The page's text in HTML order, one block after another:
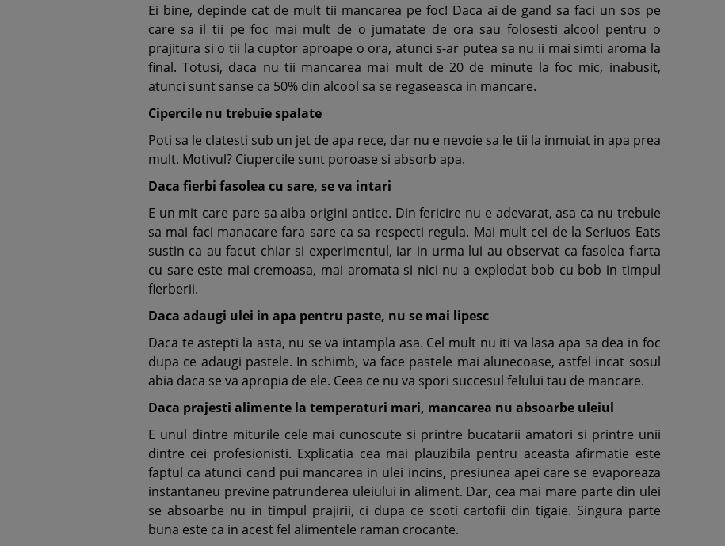
Ei bine, depinde cat de mult tii mancarea pe foc! Daca ai de gand sa faci un sos pe
care sa il tii pe foc mai mult de o jumatate de ora sau folosesti alcool pentru o
prajitura si o tii la cuptor aproape o ora, atunci s-ar putea sa nu ii mai simti aroma la
final. Totusi, daca nu tii mancarea mai mult de 20 de minute la foc mic, inabusit,
atunci sunt sanse ca 50% din alcool sa se regaseasca in mancare.
Cipercile nu trebuie spalate
Poti sa le clatesti sub un jet de apa rece, dar nu e nevoie sa le tii la inmuiat in apa prea
mult. Motivul? Ciupercile sunt poroase si absorb apa.
Daca fierbi fasolea cu sare, se va intari
E un mit care pare sa aiba origini antice. Din fericire nu e adevarat, asa ca nu trebuie
sa mai faci manacare fara sare ca sa respecti regula. Mai mult cei de la Seriuos Eats
sustin ca au facut chiar si experimentul, iar in urma lui au observat ca fasolea fiarta
cu sare este mai cremoasa, mai aromata si nici nu a explodat bob cu bob in timpul
fierberii.
Daca adaugi ulei in apa pentru paste, nu se mai lipesc
Daca te astepti la asta, nu se va intampla asa. Cel mult nu iti va lasa apa sa dea in foc
dupa ce adaugi pastele. In schimb, va face pastele mai alunecoase, astfel incat sosul
abia daca se va apropia de ele. Ceea ce nu va spori succesul felului tau de mancare.
Daca prajesti alimente la temperaturi mari, mancarea nu absoarbe uleiul
E unul dintre miturile cele mai cunoscute si printre bucatarii amatori si printre unii
dintre cei profesionisti. Explicatia cea mai plauzibila pentru aceasta afirmatie este
faptul ca atunci cand pui mancarea in ulei incins, presiunea apei care se evaporeaza
instantaneu previne patrunderea uleiului in aliment. Dar, cea mai mare parte din ulei
se absoarbe nu in timpul prajirii, ci dupa ce scoti cartofii din tigaie. Singura parte
buna este ca in acest fel alimentele raman crocante.